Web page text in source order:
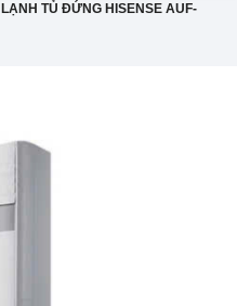
LẠNH TỦ ĐỨNG HISENSE AUF-